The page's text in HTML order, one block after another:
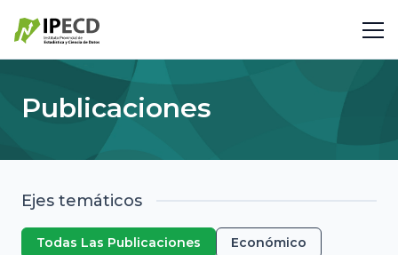
Publicaciones
Ejes temáticos
Todas Las Publicaciones
Económico